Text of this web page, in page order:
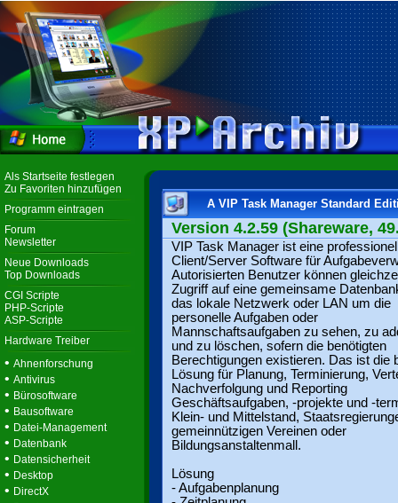
Als Startseite festlegen
Zu Favoriten hinzufügen
Programm eintragen
Forum
Newsletter
Neue Downloads
Top Downloads
CGI Scripte
PHP-Scripte
ASP-Scripte
Hardware Treiber
• Ahnenforschung
• Antivirus
• Bürosoftware
• Bausoftware
• Datei-Management
• Datenbank
• Datensicherheit
• Desktop
• DirectX
A VIP Task Manager Standard
Version 4.2.59 (Shareware,
VIP Task Manager ist eine
Client/Server Software für
Autorisierten Benutzer können
Zugriff auf eine gemeinsame
das lokale Netzwerk oder LAN um die
personelle Aufgaben oder
Mannschaftsaufgaben zu sehen, zu
und zu löschen, sofern die benötigten
Berechtigungen existieren. Das ist die
Lösung für Planung, Terminierung,
Nachverfolgung und Reporting
Geschäftsaufgaben, -projekte und -
Klein- und Mittelstand,
gemeinnützigen Vereinen oder
Bildungsanstaltenmall.
Lösung
- Aufgabenplanung